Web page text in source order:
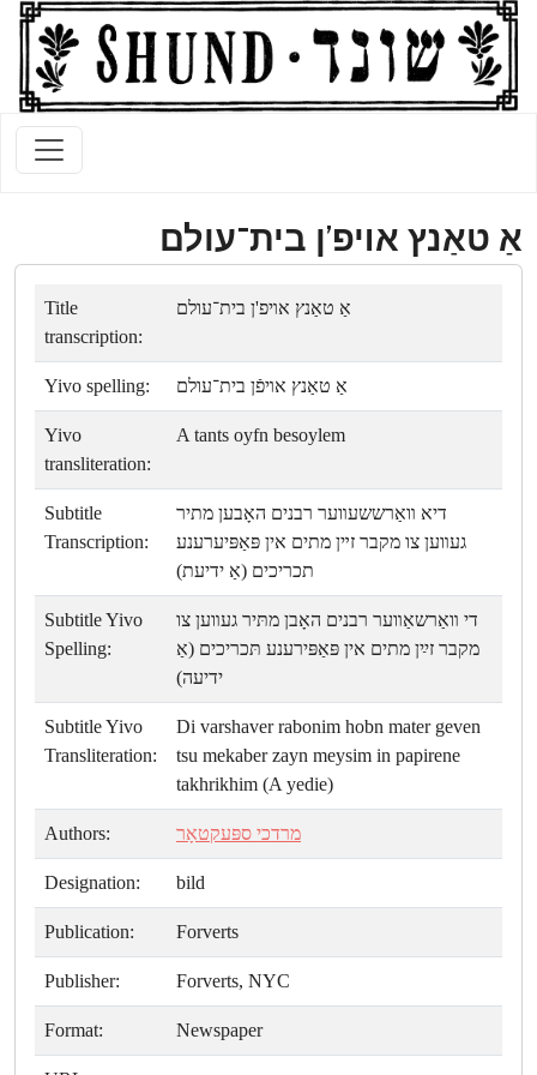
אַ טאַנץ אױפ'ן בית־עולם
Title
transcription:
אַ טאַנץ אױפ'ן בית־עולם
Yivo spelling: אַ טאַנץ אױפֿן בית־עולם
Yivo
transliteration:
A tants oyfn besoylem
Subtitle
Transcription:
דיא װאַרששעװער רבנים האָבען מתיר
געװען צו מקבר זײן מתים אין פּאַפּיערענע
תכריכים (אַ ידיעת)
Subtitle Yivo
Spelling:
די װאַרשאַװער רבנים האָבן מתּיר געװען צו
מקבר זײַן מתים אין פּאַפּירענע תּכריכים (אַ
ידיעה)
Subtitle Yivo
Transliteration:
Di varshaver rabonim hobn mater geven
tsu mekaber zayn meysim in papirene
takhrikhim (A yedie)
Authors: מרדכי ספּעקטאָר
Designation: bild
Publication: Forverts
Publisher: Forverts, NYC
Format: Newspaper